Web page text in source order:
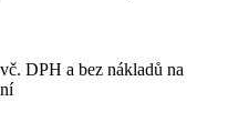
DPH a bez nákladů na